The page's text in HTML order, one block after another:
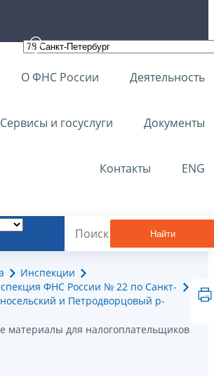
О ФНС России Деятельность
Сервисы и госуслуги Документы
Контакты ENG
Найти
Инспекции
ФНС России № 22 по Санкт-
и Петродворцовый р-
для налогоплательщиков